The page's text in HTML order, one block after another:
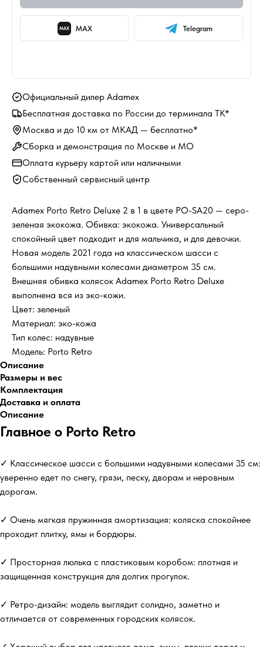
MAX MAX Telegram
Официальный дилер Adamex
Бесплатная доставка по России до терминала ТК*
Москва и до 10 км от МКАД — бесплатно*
Сборка и демонстрация по Москве и МО
Оплата курьеру картой или наличными
Собственный сервисный центр
Adamex Porto Retro Deluxe 2 в 1 в цвете PO-SA20 — серо-
зеленая экокожа. Обивка: экокожа. Универсальный
спокойный цвет подходит и для мальчика, и для девочки.
Новая модель 2021 года на классическом шасси с
большими надувными колесами диаметром 35 см.
Внешняя обивка колясок Adamex Porto Retro Deluxe
выполнена вся из эко-кожи.
Цвет: зеленый
Материал: эко-кожа
Тип колес: надувные
Модель: Porto Retro
Описание
Размеры и вес
Комплектация
Доставка и оплата
Описание
Главное о Porto Retro
✓ Классическое шасси с большими надувными колесами 35 см:
уверенно едет по снегу, грязи, песку, дворам и неровным
дорогам.
✓ Очень мягкая пружинная амортизация: коляска спокойнее
проходит плитку, ямы и бордюры.
✓ Просторная люлька с пластиковым коробом: плотная и
защищенная конструкция для долгих прогулок.
✓ Ретро-дизайн: модель выглядит солидно, заметно и
отличается от современных городских колясок.